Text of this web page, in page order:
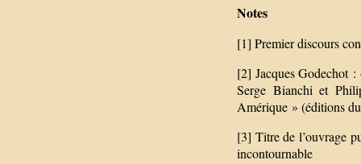
Notes
[1] Premier discours
[2] Jacques Godechot
Serge Bianchi et
Amérique » (éditions
[3] Titre de l’ouvrage
incontournable